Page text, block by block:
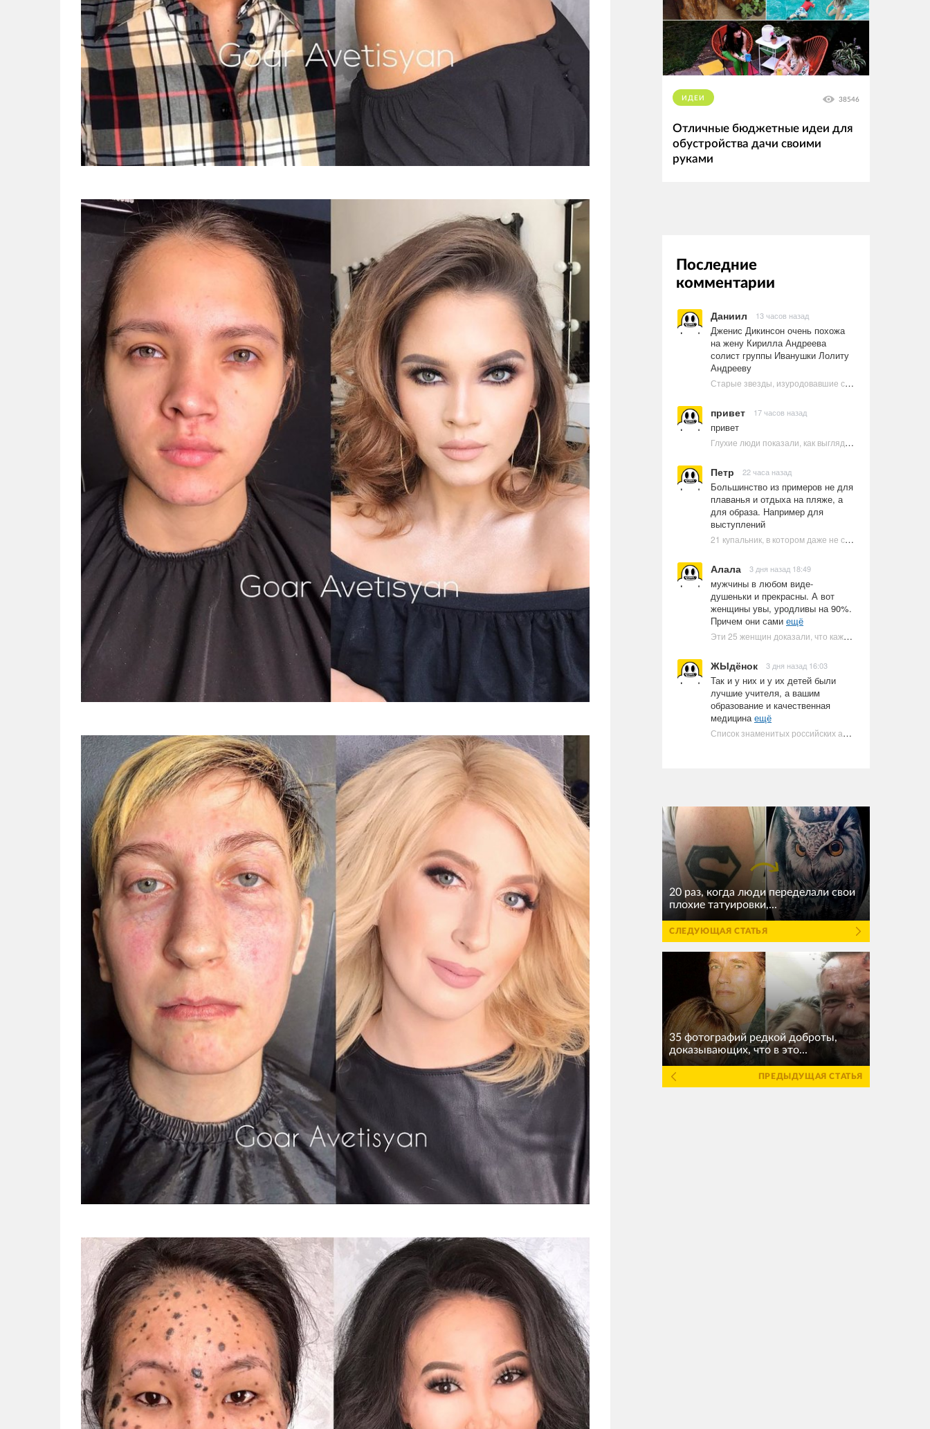
ИДЕИ 38546
Отличные бюджетные идеи для
обустройства дачи своими
руками
Последние
комментарии
Даниил 13 часов назад
Дженис Дикинсон очень похожа
на жену Кирилла Андреева
солист группы Иванушки Лолиту
Андрееву
Старые звезды, изуродовавшие себя пластикой
привет 17 часов назад
привет
Глухие люди показали, как выглядят ругательства на языке жестов
Петр 22 часа назад
Большинство из примеров не для
плаванья и отдыха на пляже, а
для образа. Например для
выступлений
21 купальник, в котором даже не стоит пытаться плавать
Алала 3 дня назад 18:49
мужчины в любом виде-
душеньки и прекрасны. А вот
женщины увы, уродливы на 90%.
Причем они сами ещё
Эти 25 женщин доказали, что каждое тело имеет право быть в бикини
ЖЫдёнок 3 дня назад 16:03
Так и у них и у их детей были
лучшие учителя, а вашим
образование и качественная
медицинаещё
Список знаменитых российских артистов-евреев | Ультрамарин
20 раз, когда люди переделали свои
плохие татуировки,...
СЛЕДУЮЩАЯ СТАТЬЯ
35 фотографий редкой доброты,
доказывающих, что в это...
ПРЕДЫДУЩАЯ СТАТЬЯ